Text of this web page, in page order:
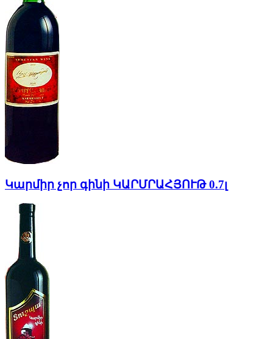
Կարմիր չոր գինի ԿԱՐՄՐԱՀՅՈՒԹ 0.7լ